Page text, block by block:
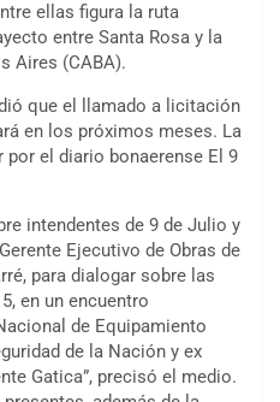
ellas figura la ruta
entre Santa Rosa y la
Aires (CABA).
que el llamado a licitación
en los próximos meses. La
por el diario bonaerense El 9
intendentes de 9 de Julio y
Ejecutivo de Obras de
para dialogar sobre las
en un encuentro
de Equipamiento
de la Nación y ex
Gatica”, precisó el medio.